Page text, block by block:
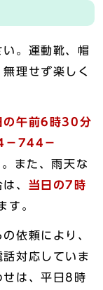
。運動靴、帽
理せず楽しく
の午前6時30分
－744－
また、雨天な
、 当日の7時
す。
依頼により、
話対応していま
せは、平日8時